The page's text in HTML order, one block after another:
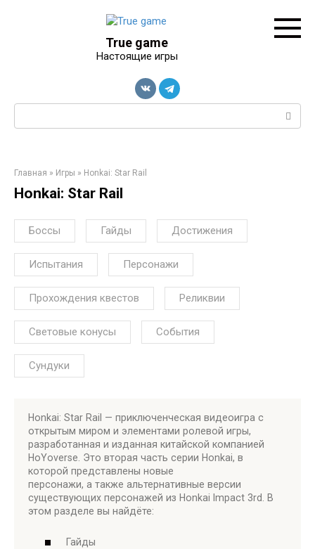
True game
Настоящие игры
Поиск:
Главная » Игры » Honkai: Star Rail
Honkai: Star Rail
Боссы Гайды Достижения
Испытания Персонажи
Прохождения квестов Реликвии
Световые конусы События
Сундуки
Honkai: Star Rail — приключенческая видеоигра с
открытым миром и элементами ролевой игры,
разработанная и изданная китайской компанией
HoYoverse. Это вторая часть серии Honkai, в
которой представлены новые
персонажи, а также альтернативные версии
существующих персонажей из Honkai Impact 3rd. В
этом разделе вы найдёте:
Гайды